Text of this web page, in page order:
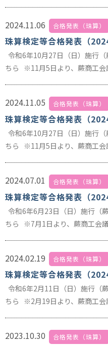
2024.11.06 合格発表（珠算）
珠算検定等合格発表（
令和6年10月27日（日）施行
ちら ※11月5日より、蕨商工
2024.11.05 合格発表（珠算）
珠算検定等合格発表（
令和6年10月27日（日）施行
ちら ※11月5日より、蕨商工
2024.07.01 合格発表（珠算）
珠算検定等合格発表（
令和6年6月23日（日）施行（
ちら ※7月1日より、蕨商工会
2024.02.19 合格発表（珠算）
珠算検定等合格発表（
令和6年2月11日（日）施行（
ちら ※2月19日より、蕨商工
2023.10.30 合格発表（珠算）